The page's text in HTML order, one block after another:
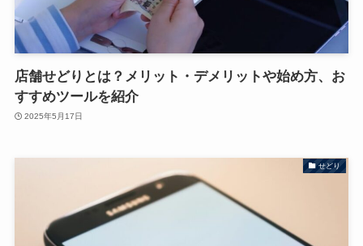
店舗せどりとは？メリット・デメリットや始め方、お
すすめツールを紹介
2025年5月17日
せどり